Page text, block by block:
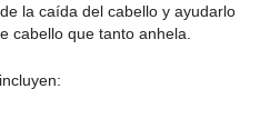
la caída del cabello y ayudarlo
cabello que tanto anhela.